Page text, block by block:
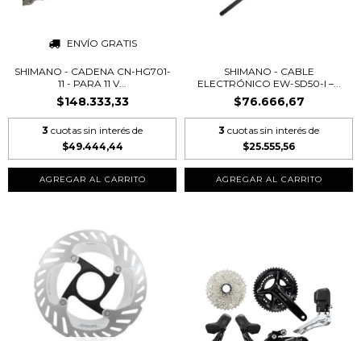
ENVÍO GRATIS
SHIMANO - CADENA CN-HG701-
11 - PARA 11 V...
$148.333,33
3 cuotas sin interés de
$49.444,44
SHIMANO - CABLE
ELECTRÓNICO EW-SD50-I –...
$76.666,67
3 cuotas sin interés de
$25.555,56
AGREGAR AL CARRITO